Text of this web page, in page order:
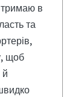
тримаю в
та
щоб